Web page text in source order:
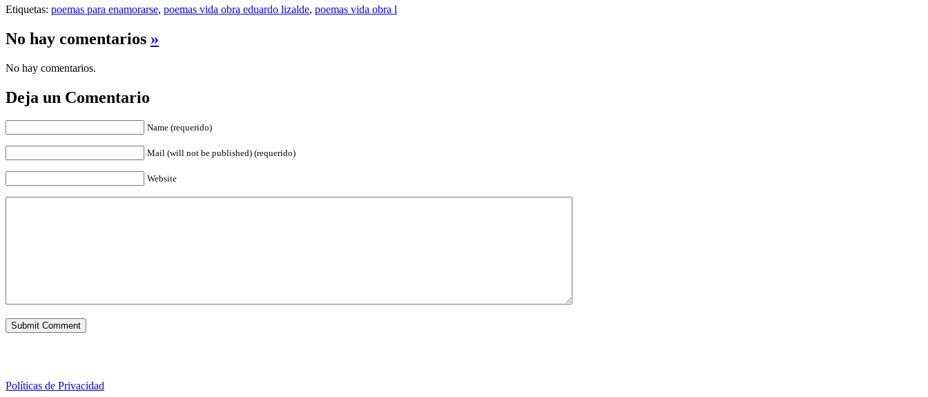
Etiquetas: poemas para enamorarse, poemas vida obra eduardo lizalde, poemas vida obra l
No hay comentarios »
No hay comentarios.
Deja un Comentario
Name (requerido)
Mail (will not be published) (requerido)
Website
Políticas de Privacidad